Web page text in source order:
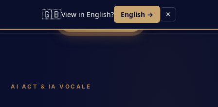
Agent VocalContactBlog
Réserver une démo
AI ACT & IA VOCALE
🇬🇧View in English? English → ✕